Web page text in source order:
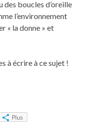
des boucles d’oreille
l’environnement
« la donne » et
à écrire à ce sujet !
Plus